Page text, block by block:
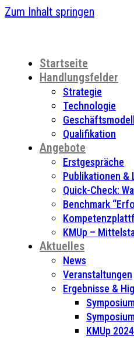
Zum Inhalt springen
Startseite
Handlungsfelder
Strategie
Technologie
Geschäftsmodell
Qualifikation
Angebote
Erstgespräche
Publikationen &
Quick-Check:
Benchmark
KMUp –
Aktuelles
News
Veranstaltungen
Ergebnisse &
KMUp